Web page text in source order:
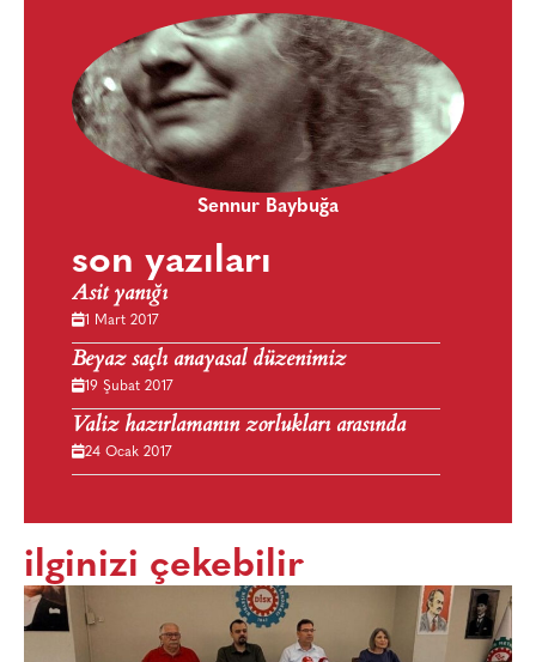
Sennur Baybuğa
son yazıları
Asit yanığı
1 Mart 2017
Beyaz saçlı anayasal düzenimiz
19 Şubat 2017
Valiz hazırlamanın zorlukları arasında
24 Ocak 2017
ilginizi çekebilir